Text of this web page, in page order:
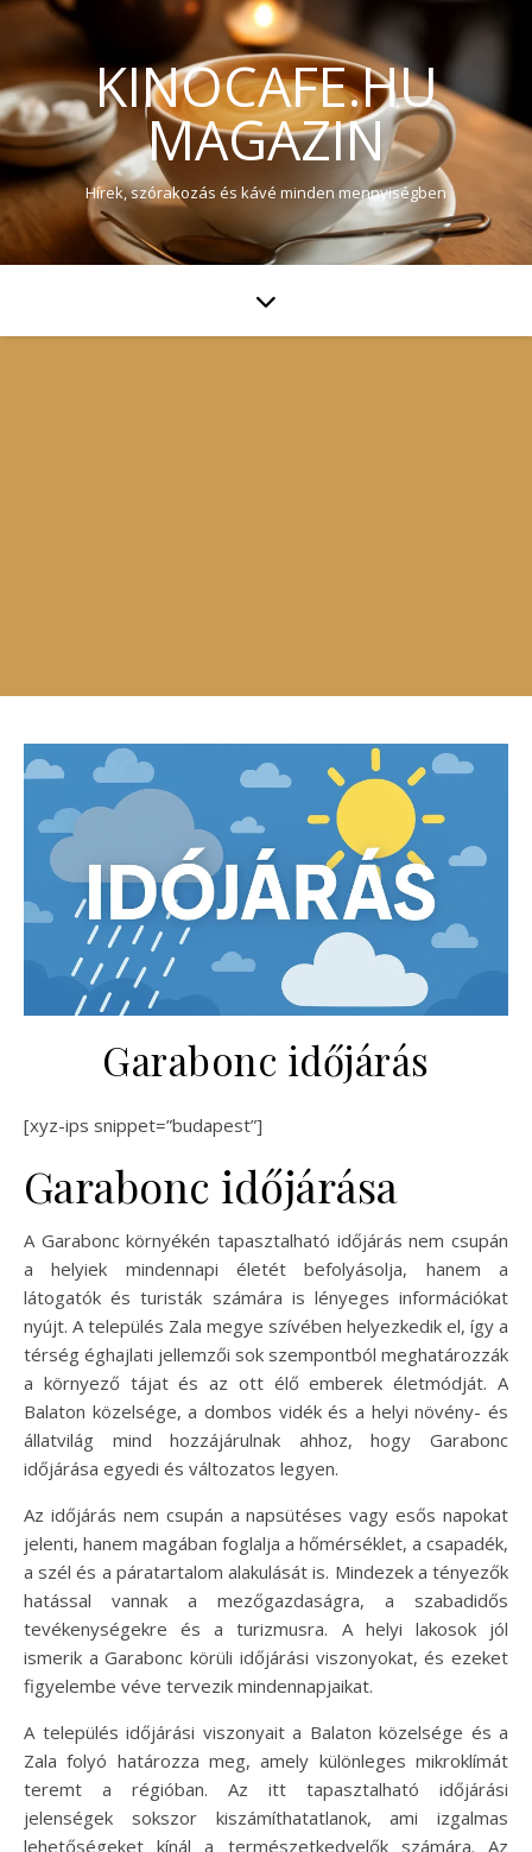
KINOCAFE.HU
MAGAZIN
Hírek, szórakozás és kávé minden mennyiségben
Garabonc időjárás
[xyz-ips snippet=”budapest”]
Garabonc időjárása
A Garabonc környékén tapasztalható időjárás nem csupán
a helyiek mindennapi életét befolyásolja, hanem a
látogatók és turisták számára is lényeges információkat
nyújt. A település Zala megye szívében helyezkedik el, így a
térség éghajlati jellemzői sok szempontból meghatározzák
a környező tájat és az ott élő emberek életmódját. A
Balaton közelsége, a dombos vidék és a helyi növény- és
állatvilág mind hozzájárulnak ahhoz, hogy Garabonc
időjárása egyedi és változatos legyen.
Az időjárás nem csupán a napsütéses vagy esős napokat
jelenti, hanem magában foglalja a hőmérséklet, a csapadék,
a szél és a páratartalom alakulását is. Mindezek a tényezők
hatással vannak a mezőgazdaságra, a szabadidős
tevékenységekre és a turizmusra. A helyi lakosok jól
ismerik a Garabonc körüli időjárási viszonyokat, és ezeket
figyelembe véve tervezik mindennapjaikat.
A település időjárási viszonyait a Balaton közelsége és a
Zala folyó határozza meg, amely különleges mikroklímát
teremt a régióban. Az itt tapasztalható időjárási
jelenségek sokszor kiszámíthatatlanok, ami izgalmas
lehetőségeket kínál a természetkedvelők számára. Az